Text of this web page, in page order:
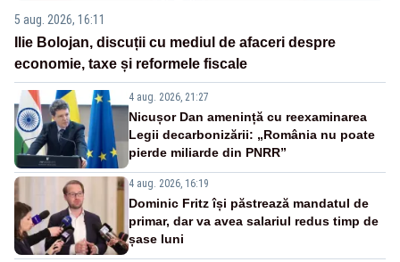
5 aug. 2026, 16:11
Ilie Bolojan, discuții cu mediul de afaceri despre
economie, taxe și reformele fiscale
4 aug. 2026, 21:27
Nicușor Dan amenință cu reexaminarea
Legii decarbonizării: „România nu poate
pierde miliarde din PNRR”
4 aug. 2026, 16:19
Dominic Fritz își păstrează mandatul de
primar, dar va avea salariul redus timp de
șase luni